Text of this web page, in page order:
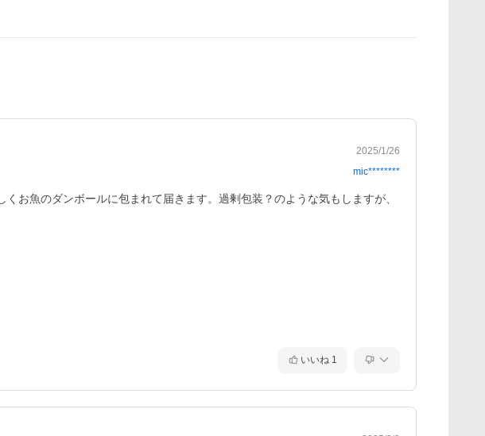
2025/1/26
mic********
お魚のダンボールに包まれて届きます。過剰包装？のような気もしますが、
いいね 1